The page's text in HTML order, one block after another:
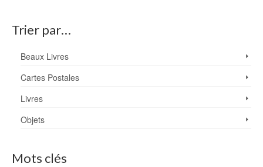
Trier par…
Beaux Livres
Cartes Postales
Livres
Objets
Mots clés